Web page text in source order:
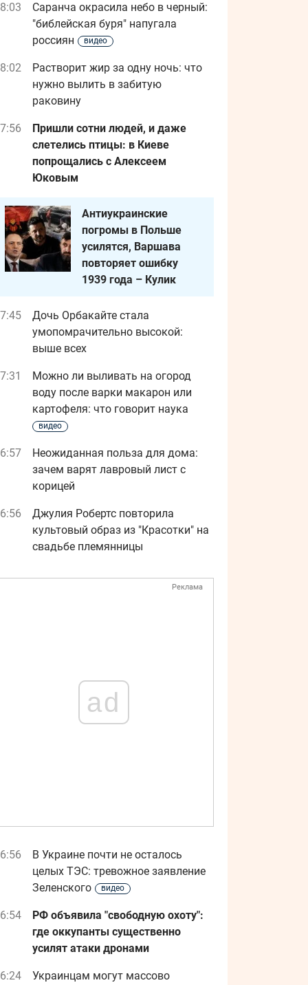
Саранча окрасила небо в черный:
"библейская буря" напугала
россиян
видео
Растворит жир за одну ночь: что
нужно вылить в забитую
раковину
Пришли сотни людей, и даже
слетелись птицы: в Киеве
попрощались с Алексеем
Юковым
Антиукраинские
погромы в Польше
усилятся, Варшава
повторяет ошибку
1939 года – Кулик
Дочь Орбакайте стала
умопомрачительно высокой:
выше всех
Можно ли выливать на огород
воду после варки макарон или
картофеля: что говорит наука
видео
Неожиданная польза для дома:
зачем варят лавровый лист с
корицей
Джулия Робертс повторила
культовый образ из "Красотки" на
свадьбе племянницы
Реклама
ad
В Украине почти не осталось
целых ТЭС: тревожное заявление
Зеленского
видео
РФ объявила "свободную охоту":
где оккупанты существенно
усилят атаки дронами
Украинцам могут массово